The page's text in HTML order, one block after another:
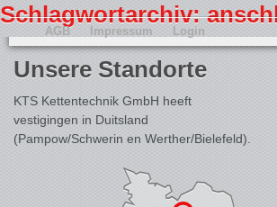
Schlagwortarchiv:
Unsere Standorte
KTS Kettentechnik GmbH heeft
vestigingen in Duitsland
(Pampow/Schwerin en Werther/Bielefeld).
AGB Impressum Login